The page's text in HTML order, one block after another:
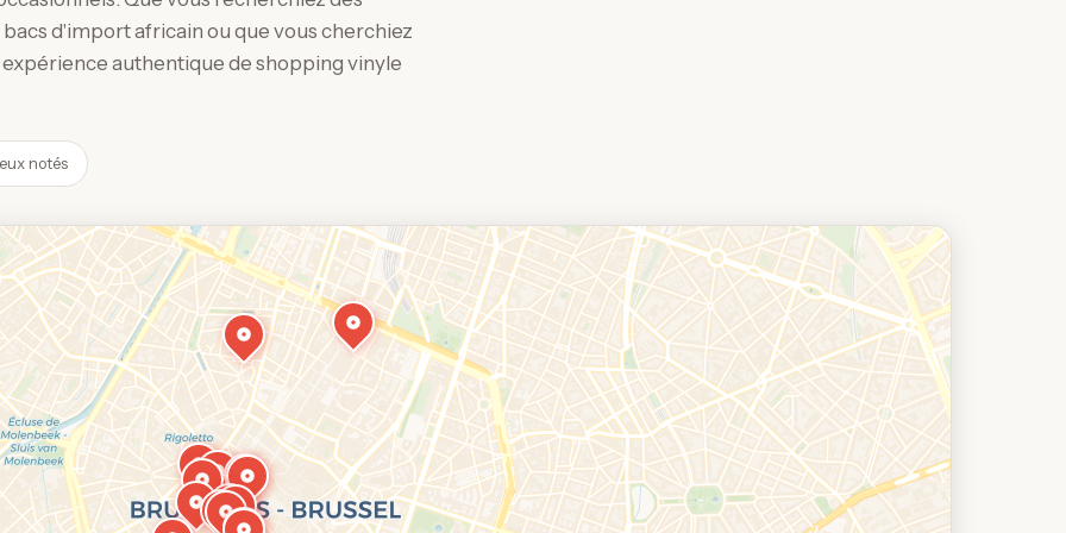
d'import africain ou que vous cherchiez
authentique de shopping vinyle
notés